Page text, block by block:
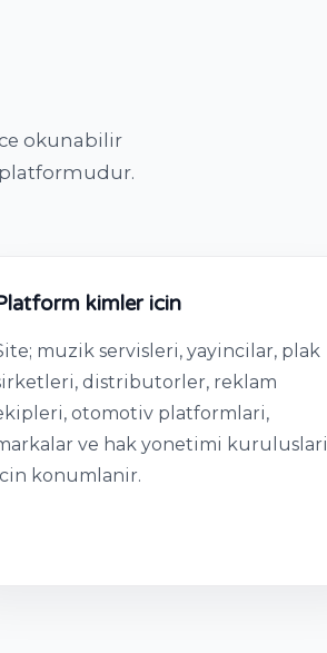
okunabilir
kimler icin
muzik servisleri, yayincilar, plak
distributorler, reklam
otomotiv platformlari,
ve hak yonetimi kuruluslari
konumlanir.